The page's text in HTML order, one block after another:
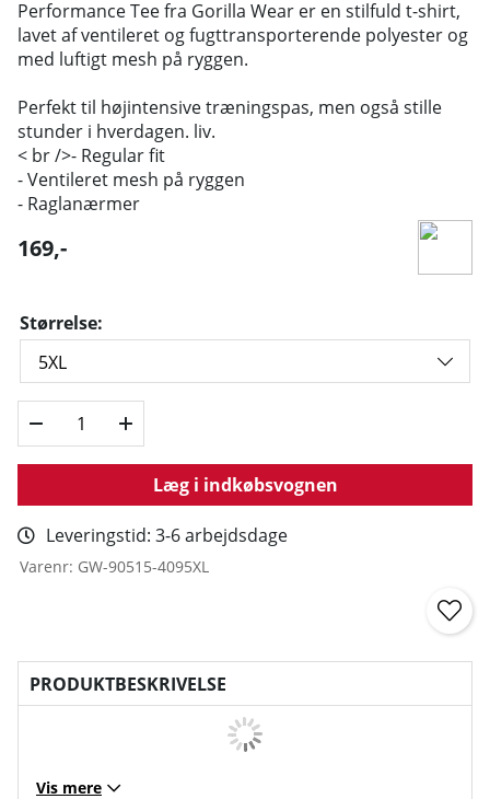
Performance Tee fra Gorilla Wear er en stilfuld t-shirt,
lavet af ventileret og fugttransporterende polyester og
med luftigt mesh på ryggen.
Perfekt til højintensive træningspas, men også stille
stunder i hverdagen. liv.
< br />- Regular fit
- Ventileret mesh på ryggen
- Raglanærmer
169,-
Størrelse:
Læg i indkøbsvognen
Leveringstid: 3-6 arbejdsdage
Varenr: GW-90515-4095XL
PRODUKTBESKRIVELSE
Vis mere